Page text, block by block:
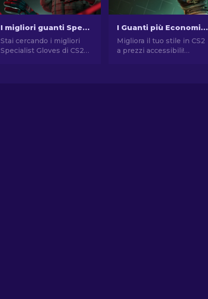
I migliori guanti Specialist da usare in CS2: Classifica
Stai cercando i migliori
Specialist Gloves di CS2?
I Guanti più Economici in CS2: La Collezione Definitiva [2026]
Migliora il tuo stile in CS2
a prezzi accessibili!